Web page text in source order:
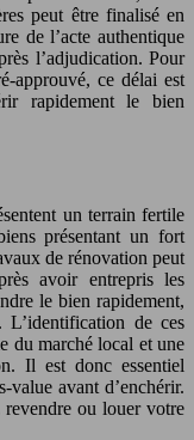
peut être finalisé en
de l’acte authentique
l’adjudication. Pour
approuvé, ce délai est
rapidement le bien
un terrain fertile
présentant un fort
de rénovation peut
avoir entrepris les
le bien rapidement,
L’identification de ces
du marché local et une
Il est donc essentiel
value avant d’enchérir.
ou louer votre